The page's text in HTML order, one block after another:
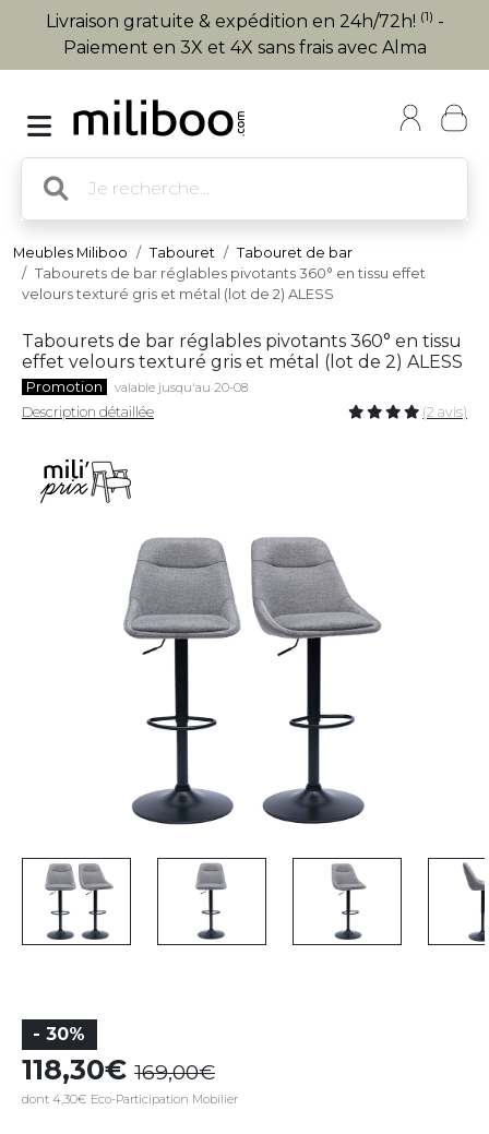
Livraison gratuite & expédition en 24h/72h! (1) -
Paiement en 3X et 4X sans frais avec Alma
Meubles Miliboo Tabouret
Tabouret de bar
Tabourets de bar réglables pivotants 360° en tissu effet
velours texturé gris et métal (lot de 2) ALESS
Tabourets de bar réglables pivotants 360° en tissu
effet velours texturé gris et métal (lot de 2) ALESS
Promotion valable jusqu'au 20-08
Description détaillée (2 avis)
- 30%
118,30 169,00
dont 4,30€ Eco-Participation Mobilier